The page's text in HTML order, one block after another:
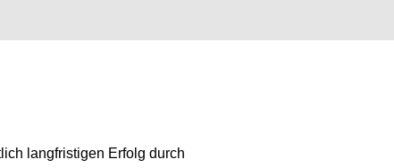
langfristigen Erfolg durch